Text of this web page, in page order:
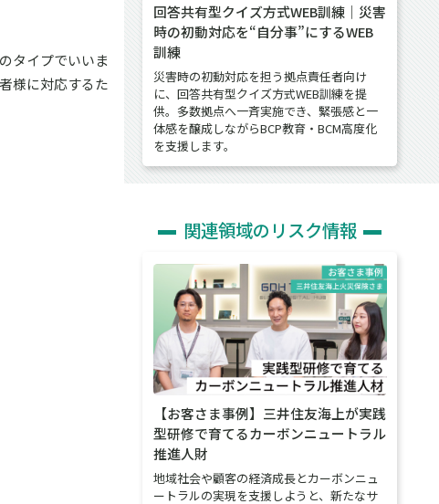
タイプでいいま
様に対応するた
回答共有型クイズ方式WEB訓練｜災害
時の初動対応を“自分事”にするWEB
訓練
災害時の初動対応を担う拠点責任者向け
に、回答共有型クイズ方式WEB訓練を提
供。多数拠点へ一斉実施でき、緊張感と一
体感を醸成しながらBCP教育・BCM高度化
を支援します。
関連領域のリスク情報
【お客さま事例】三井住友海上が実践
型研修で育てるカーボンニュートラル
推進人財
地域社会や顧客の経済成長とカーボンニュ
ートラルの実現を支援しようと、新たなサ